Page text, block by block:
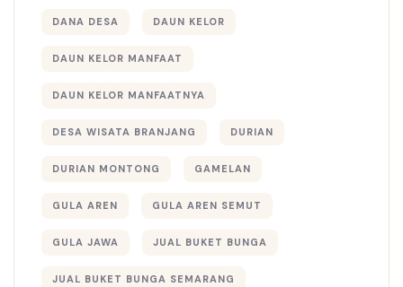
DANA DESA DAUN KELOR
DAUN KELOR MANFAAT
DAUN KELOR MANFAATNYA
DESA WISATA BRANJANG DURIAN
DURIAN MONTONG GAMELAN
GULA AREN GULA AREN SEMUT
GULA JAWA JUAL BUKET BUNGA
JUAL BUKET BUNGA SEMARANG